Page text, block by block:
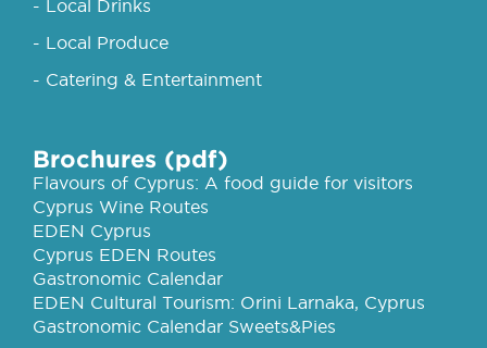
- Local Drinks
- Local Produce
- Catering & Entertainment
Brochures (pdf)
Flavours of Cyprus: A food guide for visitors
Cyprus Wine Routes
EDEN Cyprus
Cyprus EDEN Routes
Gastronomic Calendar
EDEN Cultural Tourism: Orini Larnaka, Cyprus
Gastronomic Calendar Sweets&Pies